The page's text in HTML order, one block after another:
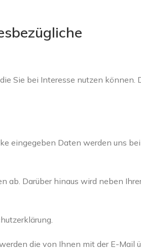
Sie bei Interesse nutzen können.
eingegeben Daten werden uns
ab. Darüber hinaus wird neben
die von Ihnen mit der E-Mail